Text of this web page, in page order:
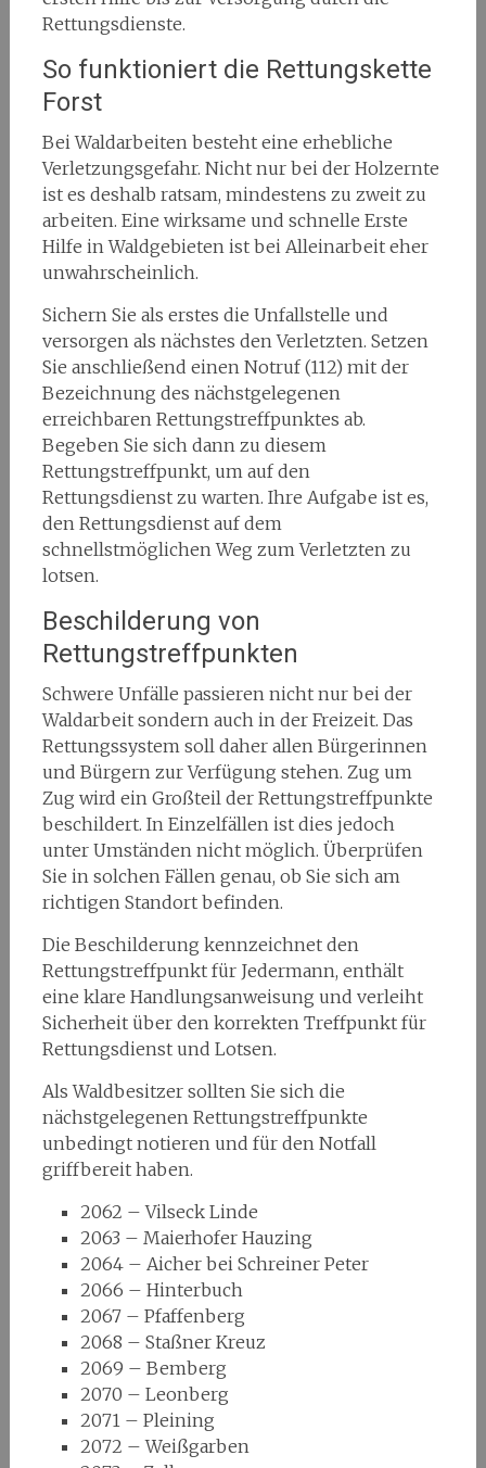
Rettungsdienste.
So funktioniert die Rettungskette
Forst
Bei Waldarbeiten besteht eine erhebliche
Verletzungsgefahr. Nicht nur bei der Holzernte
ist es deshalb ratsam, mindestens zu zweit zu
arbeiten. Eine wirksame und schnelle Erste
Hilfe in Waldgebieten ist bei Alleinarbeit eher
unwahrscheinlich.
Sichern Sie als erstes die Unfallstelle und
versorgen als nächstes den Verletzten. Setzen
Sie anschließend einen Notruf (112) mit der
Bezeichnung des nächstgelegenen
erreichbaren Rettungstreffpunktes ab.
Begeben Sie sich dann zu diesem
Rettungstreffpunkt, um auf den
Rettungsdienst zu warten. Ihre Aufgabe ist es,
den Rettungsdienst auf dem
schnellstmöglichen Weg zum Verletzten zu
lotsen.
Beschilderung von
Rettungstreffpunkten
Schwere Unfälle passieren nicht nur bei der
Waldarbeit sondern auch in der Freizeit. Das
Rettungssystem soll daher allen Bürgerinnen
und Bürgern zur Verfügung stehen. Zug um
Zug wird ein Großteil der Rettungstreffpunkte
beschildert. In Einzelfällen ist dies jedoch
unter Umständen nicht möglich. Überprüfen
Sie in solchen Fällen genau, ob Sie sich am
richtigen Standort befinden.
Die Beschilderung kennzeichnet den
Rettungstreffpunkt für Jedermann, enthält
eine klare Handlungsanweisung und verleiht
Sicherheit über den korrekten Treffpunkt für
Rettungsdienst und Lotsen.
Als Waldbesitzer sollten Sie sich die
nächstgelegenen Rettungstreffpunkte
unbedingt notieren und für den Notfall
griffbereit haben.
2062 – Vilseck Linde
2063 – Maierhofer Hauzing
2064 – Aicher bei Schreiner Peter
2066 – Hinterbuch
2067 – Pfaffenberg
2068 – Staßner Kreuz
2069 – Bemberg
2070 – Leonberg
2071 – Pleining
2072 – Weißgarben